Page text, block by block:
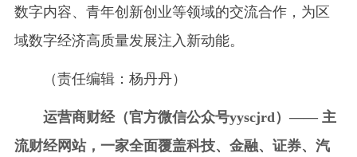
数字内容、青年创新创业等领域的交流合作，为区
域数字经济高质量发展注入新动能。
（责任编辑：杨丹丹）
运营商财经（官方微信公众号yyscjrd）—— 主
流财经网站，一家全面覆盖科技、金融、证券、汽